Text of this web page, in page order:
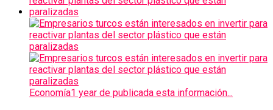
Economía1 year de publicada esta información...